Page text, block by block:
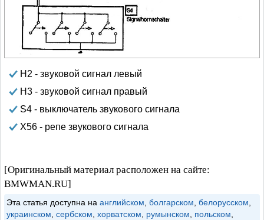
Н2 - звуковой сигнал левый
Н3 - звуковой сигнал правый
S4 - выключатель звукового сигнала
Х56 - репе звукового сигнала
[Оригинальный материал расположен на сайте:
BMWMAN.RU]
Эта статья доступна на английском, болгарском, белорусском,
украинском, сербском, хорватском, румынском, польском,